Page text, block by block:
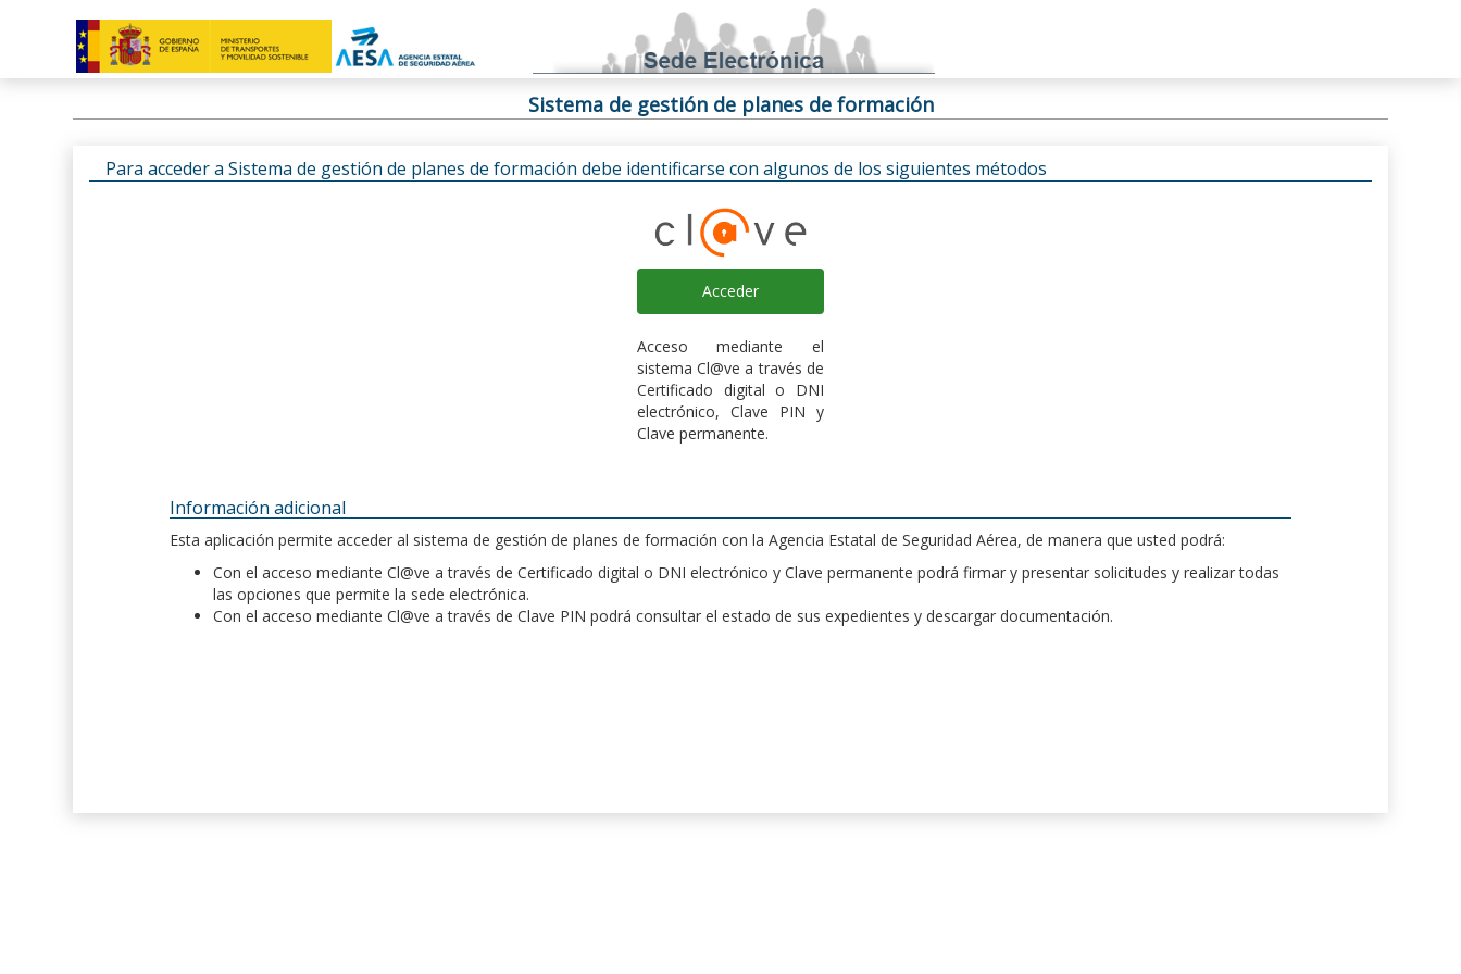
Sistema de gestión de planes de formación
Para acceder a Sistema de gestión de planes de formación debe identificarse con algunos de los siguientes métodos
Acceder
Acceso mediante el
sistema Cl@ve a través de
Certificado digital o DNI
electrónico, Clave PIN y
Clave permanente.
Información adicional
Esta aplicación permite acceder al sistema de gestión de planes de formación con la Agencia Estatal de Seguridad Aérea, de manera que usted podrá:
Con el acceso mediante Cl@ve a través de Certificado digital o DNI electrónico y Clave permanente podrá firmar y presentar solicitudes y realizar todas
las opciones que permite la sede electrónica.
Con el acceso mediante Cl@ve a través de Clave PIN podrá consultar el estado de sus expedientes y descargar documentación.